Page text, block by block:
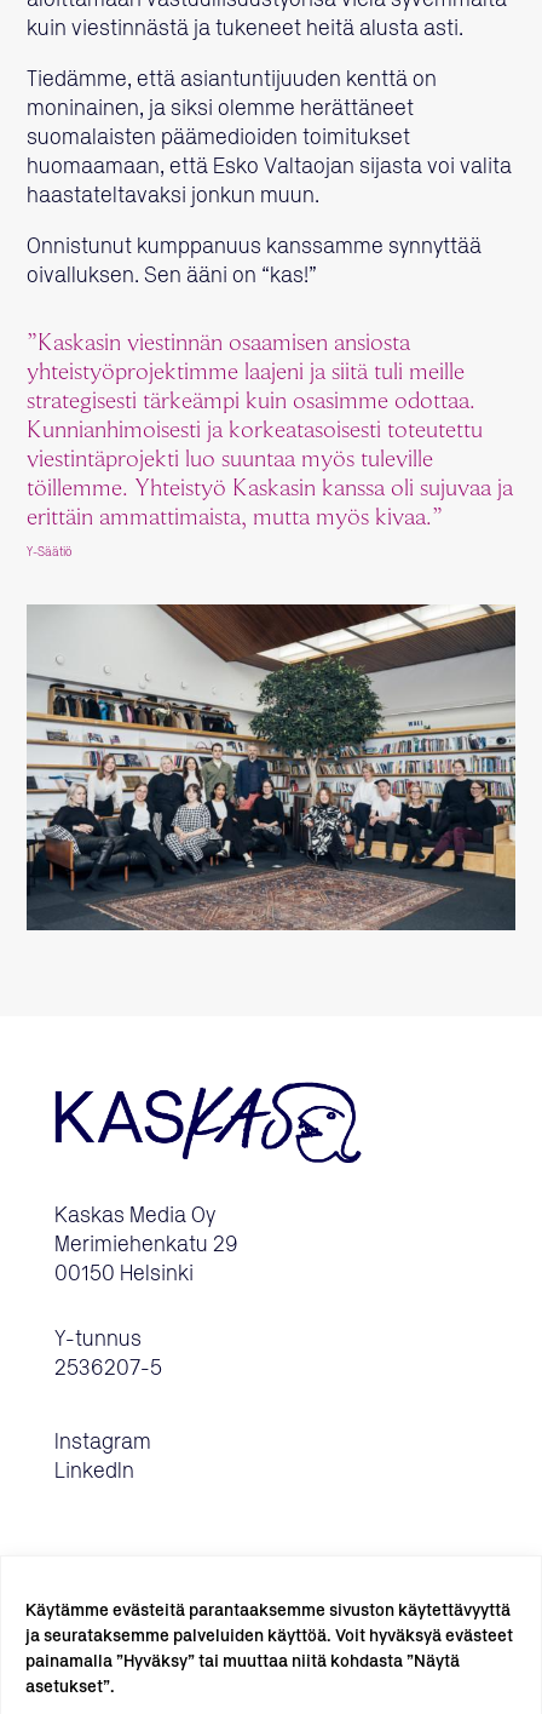
Käytämme evästeitä parantaaksemme sivuston käytettävyyttä
ja seurataksemme palveluiden käyttöä. Voit hyväksyä evästeet
painamalla ”Hyväksy” tai muuttaa niitä kohdasta ”Näytä
asetukset”.
kuin viestinnästä ja tukeneet heitä alusta asti.
Tiedämme, että asiantuntijuuden kenttä on
moninainen, ja siksi olemme herättäneet
suomalaisten päämedioiden toimitukset
huomaamaan, että Esko Valtaojan sijasta voi valita
haastateltavaksi jonkun muun.
Onnistunut kumppanuus kanssamme synnyttää
oivalluksen. Sen ääni on “kas!”
”Kaskasin viestinnän osaamisen ansiosta
yhteistyöprojektimme laajeni ja siitä tuli meille
strategisesti tärkeämpi kuin osasimme odottaa.
Kunnianhimoisesti ja korkeatasoisesti toteutettu
viestintäprojekti luo suuntaa myös tuleville
töillemme. Yhteistyö Kaskasin kanssa oli sujuvaa ja
erittäin ammattimaista, mutta myös kivaa.”
Y-Säätiö
Kaskas Media Oy
Merimiehenkatu 29
00150 Helsinki
Y-tunnus
2536207-5
Instagram
LinkedIn
TILAA UUTISKIRJE →